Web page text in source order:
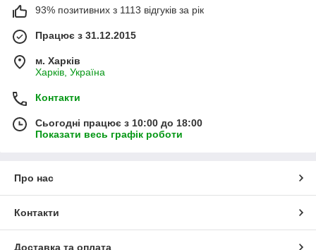
93% позитивних з 1113 відгуків за рік
Працює з 31.12.2015
м. Харків
Харків, Україна
Контакти
Сьогодні працює з 10:00 до 18:00
Показати весь графік роботи
Про нас
Контакти
Доставка та оплата